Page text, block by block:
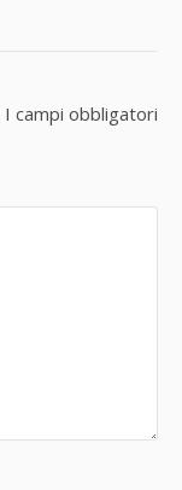
I campi obbligatori